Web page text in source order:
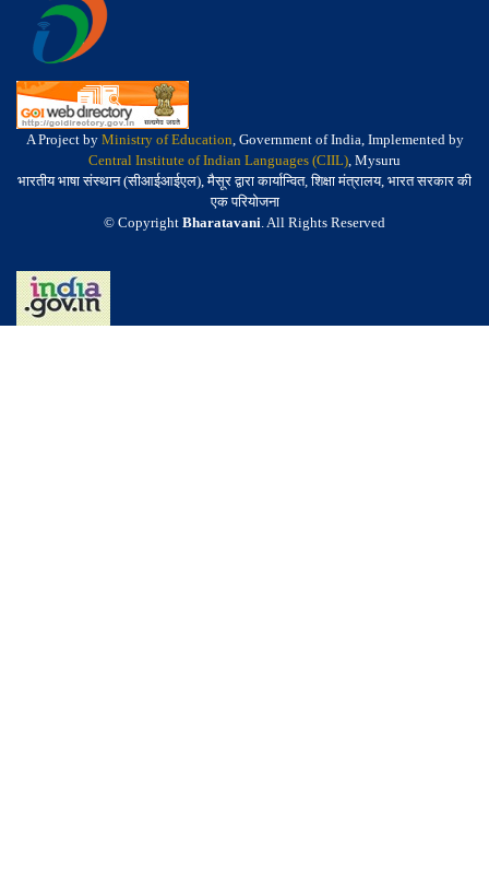
A Project by Ministry of Education, Government of India, Implemented by
Central Institute of Indian Languages (CIIL), Mysuru
भारतीय भाषा संस्थान (सीआईआईएल), मैसूर द्वारा कार्यान्वित, शिक्षा मंत्रालय, भारत सरकार की
एक परियोजना
© Copyright Bharatavani. All Rights Reserved